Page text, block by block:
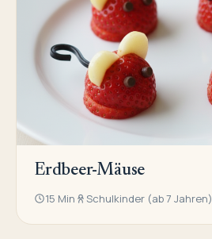
Erdbeer-Mäuse
15 Min Schulkinder (ab 7 Jahren)